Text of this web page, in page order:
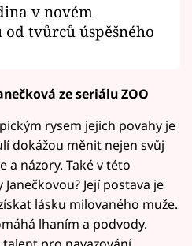
v novém
tvůrců úspěšného
ze seriálu ZOO
rysem jejich povahy je
dokážou měnit nejen svůj
a názory. Také v této
Její postava je
lásku milovaného muže.
lhaním a podvody.